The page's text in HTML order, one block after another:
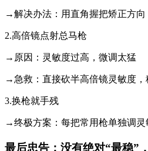
→解决办法：用直角握把矫正方向
2.高倍镜点射总马枪
→原因：灵敏度过高，微调太猛
→急救：直接砍半高倍镜灵敏度，
3.换枪就手残
→终极方案：每把常用枪单独调灵
最后忠告：没有绝对“最稳”